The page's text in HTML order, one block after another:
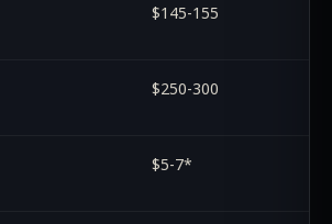
$145-155
$250-300
$5-7*